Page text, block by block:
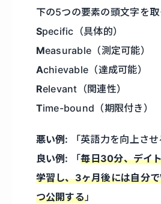
下の5つの要素の頭文字を取
Specific（具体的）
Measurable（測定可能）
Achievable（達成可能）
Relevant（関連性）
Time-bound（期限付き）
悪い例: 「英語力を向上させ
良い例: 「毎日30分、デイ
学習し、3ヶ月後には自分
つ公開する」